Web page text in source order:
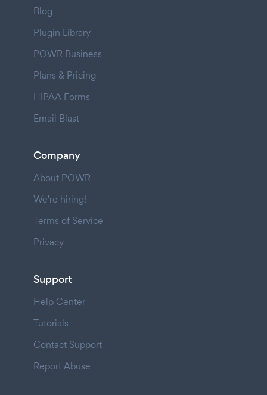
Blog
Plugin Library
POWR Business
Plans & Pricing
HIPAA Forms
Email Blast
Company
About POWR
We're hiring!
Terms of Service
Privacy
Support
Help Center
Tutorials
Contact Support
Report Abuse